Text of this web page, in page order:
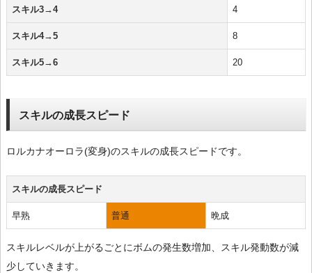
スキル3→4 4
スキル4→5 8
スキル5→6 20
スキルの成長スピード
ロルカナオーロラ(変身)のスキルの成長スピードです。
スキルの成長スピード
早熟 普通 晩成
スキルレベルが上がるごとにボムの発生数増加、スキル発動数が減
少していきます。